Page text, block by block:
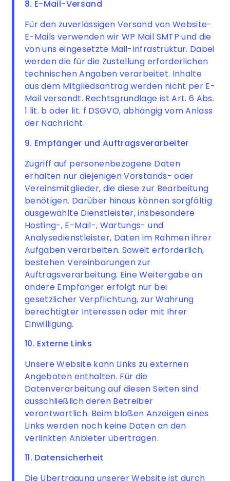
8. E-Mail-Versand
Für den zuverlässigen Versand von Website-
E-Mails verwenden wir WP Mail SMTP und die
von uns eingesetzte Mail-Infrastruktur. Dabei
werden die für die Zustellung erforderlichen
technischen Angaben verarbeitet. Inhalte
aus dem Mitgliedsantrag werden nicht per E-
Mail versandt. Rechtsgrundlage ist Art. 6 Abs.
1 lit. b oder lit. f DSGVO, abhängig vom Anlass
der Nachricht.
9. Empfänger und Auftragsverarbeiter
Zugriff auf personenbezogene Daten
erhalten nur diejenigen Vorstands- oder
Vereinsmitglieder, die diese zur Bearbeitung
benötigen. Darüber hinaus können sorgfältig
ausgewählte Dienstleister, insbesondere
Hosting-, E-Mail-, Wartungs- und
Analysedienstleister, Daten im Rahmen ihrer
Aufgaben verarbeiten. Soweit erforderlich,
bestehen Vereinbarungen zur
Auftragsverarbeitung. Eine Weitergabe an
andere Empfänger erfolgt nur bei
gesetzlicher Verpflichtung, zur Wahrung
berechtigter Interessen oder mit Ihrer
Einwilligung.
10. Externe Links
Unsere Website kann Links zu externen
Angeboten enthalten. Für die
Datenverarbeitung auf diesen Seiten sind
ausschließlich deren Betreiber
verantwortlich. Beim bloßen Anzeigen eines
Links werden noch keine Daten an den
verlinkten Anbieter übertragen.
11. Datensicherheit
Die Übertragung unserer Website ist durch